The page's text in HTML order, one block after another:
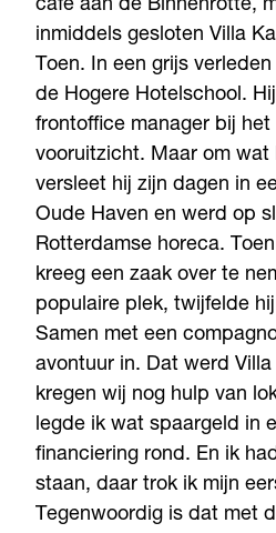
café aan de Binnenrotte,
inmiddels gesloten Villa
Toen. In een grijs
de Hogere Hotelschool.
frontoffice manager bij
vooruitzicht. Maar om wat
versleet hij zijn dagen in
Oude Haven en werd op
Rotterdamse horeca.
kreeg een zaak over te
populaire plek, twijfelde
Samen met een
avontuur in. Dat werd Villa
kregen wij nog hulp van
legde ik wat spaargeld in
financiering rond. En ik
staan, daar trok ik mijn
Tegenwoordig is dat met